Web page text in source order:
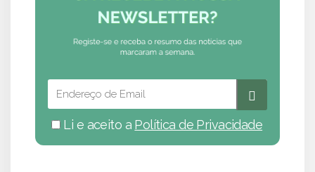
Li e aceito a Política de Privacidade